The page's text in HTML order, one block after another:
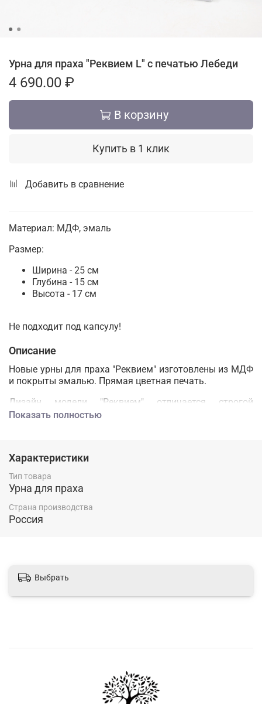
Урна для праха "Реквием L" с печатью Лебеди
4 690.00 ₽
В корзину
Купить в 1 клик
Добавить в сравнение
Материал: МДФ, эмаль
Размер:
Ширина - 25 см
Глубина - 15 см
Высота - 17 см
Не подходит под капсулу!
Описание
Новые урны для праха "Реквием" изготовлены из МДФ
и покрыты эмалью. Прямая цветная печать.
Дизайн модели "Реквием" отличается строгой
элегантностью и универсальностью, а прямая
Показать полностью
Характеристики
Тип товара
Урна для праха
Страна производства
Россия
Выбрать